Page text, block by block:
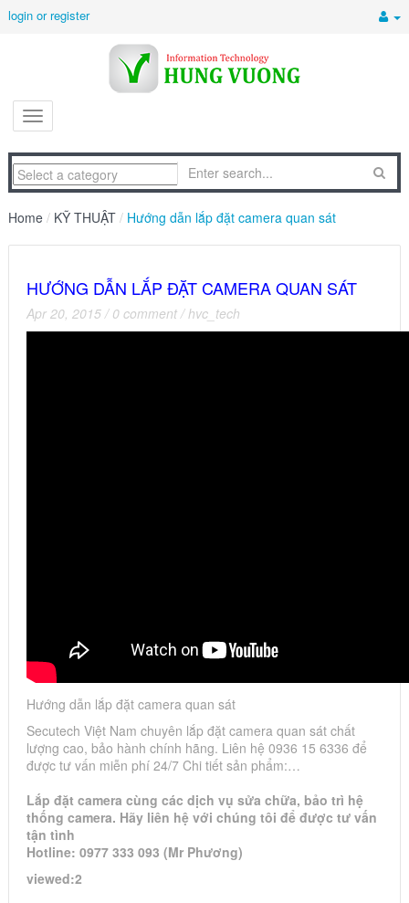
login or register
Home / KỸ THUẬT / Hướng dẫn lắp đặt camera quan sát
HƯỚNG DẪN LẮP ĐẶT CAMERA QUAN SÁT
Apr 20, 2015 / 0 comment /hvc_tech
Hướng dẫn lắp đặt camera quan sát
Secutech Việt Nam chuyên lắp đặt camera quan sát chất
lượng cao, bảo hành chính hãng. Liên hệ 0936 15 6336 để
được tư vấn miễn phí 24/7 Chi tiết sản phẩm:…
Lắp đặt camera cùng các dịch vụ sửa chữa, bảo trì hệ
thống camera. Hãy liên hệ với chúng tôi để được tư vấn
tận tình
Hotline: 0977 333 093 (Mr Phương)
viewed:2